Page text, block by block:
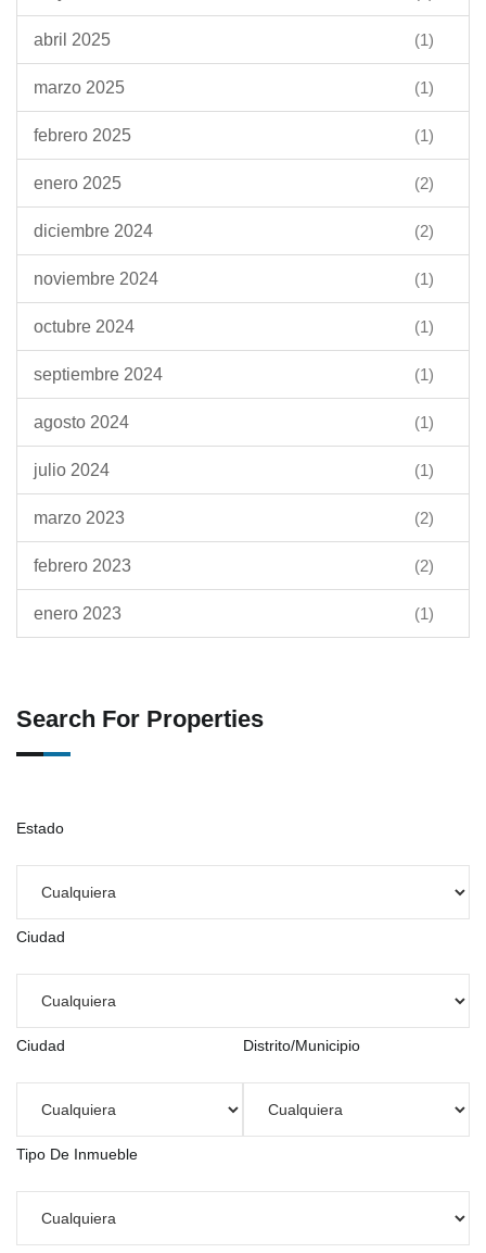
abril 2025 (1)
marzo 2025 (1)
febrero 2025 (1)
enero 2025 (2)
diciembre 2024 (2)
noviembre 2024 (1)
octubre 2024 (1)
septiembre 2024 (1)
agosto 2024 (1)
julio 2024 (1)
marzo 2023 (2)
febrero 2023 (2)
enero 2023 (1)
Search For Properties
Estado
Ciudad
Ciudad Distrito/Municipio
Tipo De Inmueble